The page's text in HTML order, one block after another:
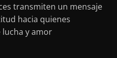
transmiten un mensaje
hacia quienes
y amor